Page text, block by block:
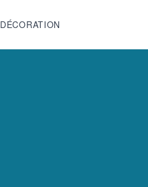
DÉCORATION